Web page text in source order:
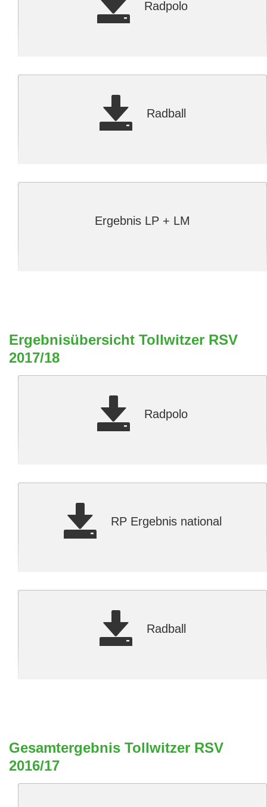
Radpolo
Radball
Ergebnis LP + LM
Ergebnisübersicht Tollwitzer RSV
2017/18
Radpolo
RP Ergebnis national
Radball
Gesamtergebnis Tollwitzer RSV
2016/17